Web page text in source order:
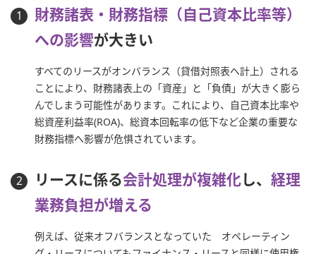
財務諸表・財務指標（自己資本比率等）
への影響が大きい
すべてのリースがオンバランス（貸借対照表へ計上）される
ことにより、財務諸表上の「資産」と「負債」が大きく膨ら
んでしまう可能性があります。これにより、自己資本比率や
総資産利益率(ROA)、総資本回転率の低下など企業の重要な
財務指標へ影響が危惧されています。
リースに係る会計処理が複雑化し、 経理
業務負担が増える
例えば、従来オフバランスとなっていた オペレーティン